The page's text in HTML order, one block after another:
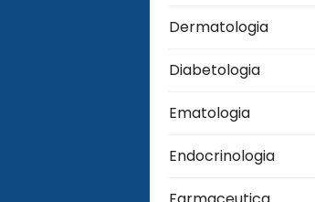
Dermatologia
Diabetologia
Ematologia
Endocrinologia